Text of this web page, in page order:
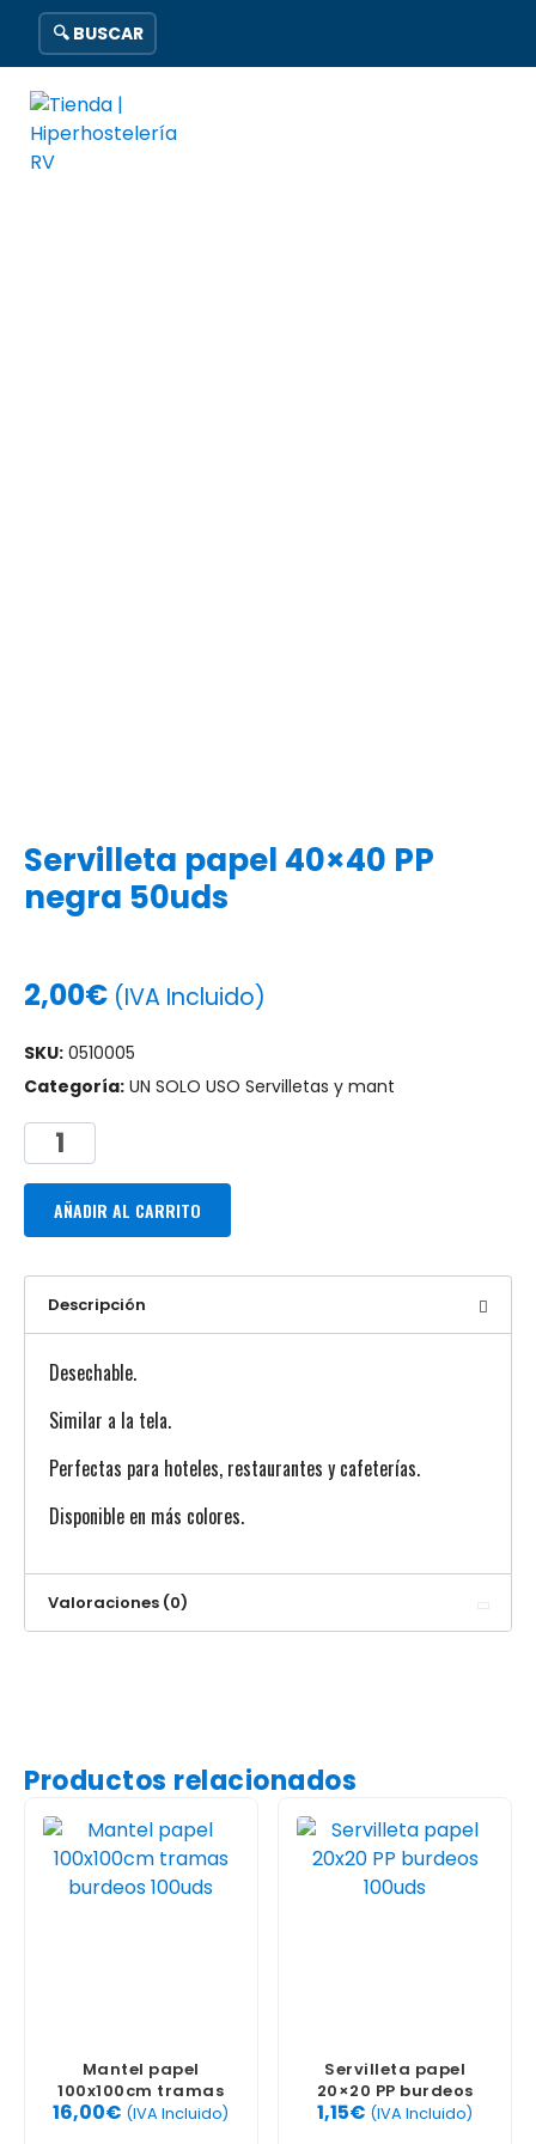
🔍 BUSCAR
Servilleta papel 40×40 PP
negra 50uds
2,00€ (IVA Incluido)
SKU: 0510005
Categoría: UN SOLO USO Servilletas y mant
AÑADIR AL CARRITO
Descripción
Desechable.
Similar a la tela.
Perfectas para hoteles, restaurantes y cafeterías.
Disponible en más colores.
Valoraciones (0)
Productos relacionados
Mantel papel
100x100cm tramas
burdeos 100uds
16,00€ (IVA Incluido)
Servilleta papel
20×20 PP burdeos
100uds
1,15€ (IVA Incluido)